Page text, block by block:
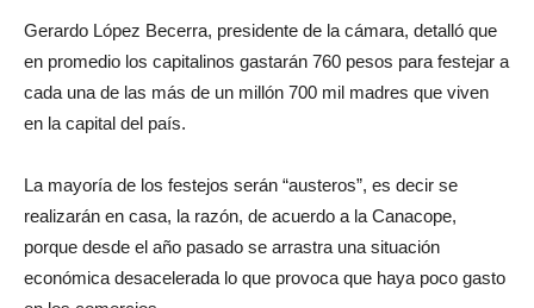
Gerardo López Becerra, presidente de la cámara, detalló que
en promedio los capitalinos gastarán 760 pesos para festejar a
cada una de las más de un millón 700 mil madres que viven
en la capital del país.
La mayoría de los festejos serán “austeros”, es decir se
realizarán en casa, la razón, de acuerdo a la Canacope,
porque desde el año pasado se arrastra una situación
económica desacelerada lo que provoca que haya poco gasto